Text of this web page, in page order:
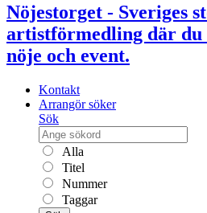
Nöjestorget - Sveriges
artistförmedling där
nöje och event.
Kontakt
Arrangör söker
Sök
Alla
Titel
Nummer
Taggar